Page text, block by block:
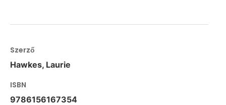
Szerző
Hawkes, Laurie
ISBN
9786156167354